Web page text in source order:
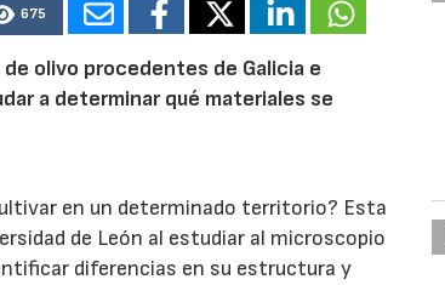
675
olivo procedentes de Galicia e
a determinar qué materiales se
en un determinado territorio? Esta
de León al estudiar al microscopio
diferencias en su estructura y